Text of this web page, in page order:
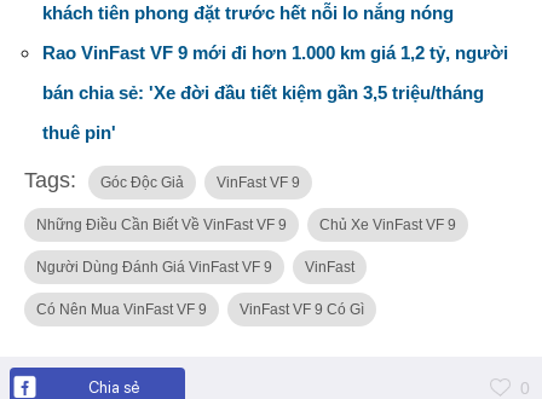
khách tiên phong đặt trước hết nỗi lo nắng nóng
Rao VinFast VF 9 mới đi hơn 1.000 km giá 1,2 tỷ, người
bán chia sẻ: 'Xe đời đầu tiết kiệm gần 3,5 triệu/tháng
thuê pin'
Tags: Góc Độc Giả VinFast VF 9
Những Điều Cần Biết Về VinFast VF 9 Chủ Xe VinFast VF 9
Người Dùng Đánh Giá VinFast VF 9 VinFast
Có Nên Mua VinFast VF 9 VinFast VF 9 Có Gì
Chia sẻ 0